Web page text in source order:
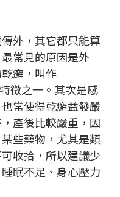
外，其它都只能算
常見的原因是外
癬，叫作
徵之一。其次是感
常使得乾癬益發嚴
產後比較嚴重，因
些藥物，尤其是類
收拾，所以建議少
眠不足、身心壓力